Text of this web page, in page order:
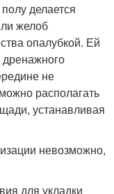
делается
желоб
опалубкой. Ей
не
располагать
устанавливая
невозможно,
для укладки